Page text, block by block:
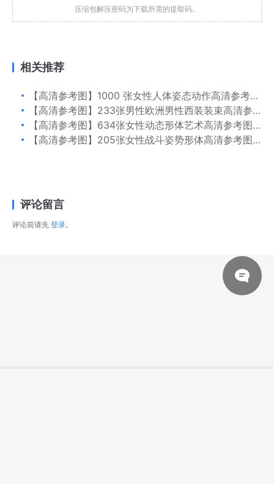
压缩包解压密码为下载所需的提取码。
相关推荐
【高清参考图】1000 张女性人体姿态动作高清参考图片
【高清参考图】233张男性欧洲男性西装装束高清参考图片
【高清参考图】634张女性动态形体艺术高清参考图片
【高清参考图】205张女性战斗姿势形体高清参考图片
评论留言
评论前请先 登录。